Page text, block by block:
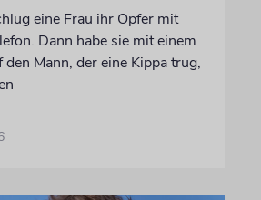
eine Frau ihr Opfer mit
Dann habe sie mit einem
Mann, der eine Kippa trug,